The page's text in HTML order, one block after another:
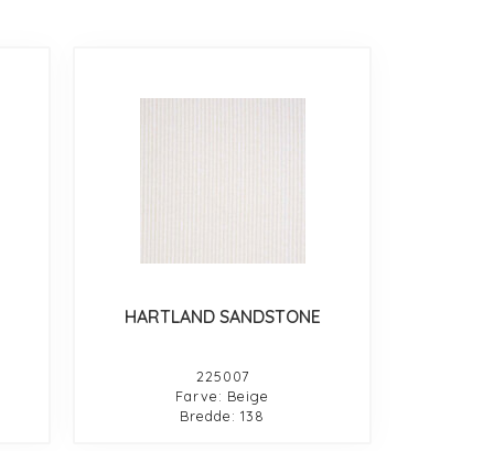
HARTLAND SANDSTONE
225007
Farve: Beige
Bredde: 138